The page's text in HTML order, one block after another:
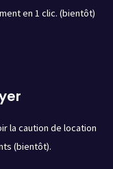
en 1 clic. (bientôt)
la caution de location
(bientôt).